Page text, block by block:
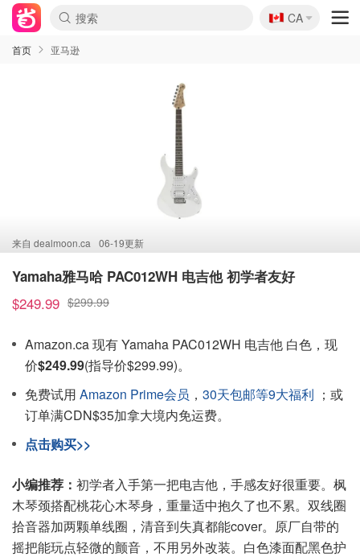
🇨🇦
CA
首页 亚马逊
来自 dealmoon.ca 06-19更新
Yamaha雅马哈 PAC012WH 电吉他 初学者友好
$249.99 $299.99
Amazon.ca 现有 Yamaha PAC012WH 电吉他 白色，现
价$249.99(指导价$299.99)。
免费试用 Amazon Prime会员 ， 30天包邮等9大福利 ；或
订单满CDN$35加拿大境内免运费。
点击购买>>
小编推荐： 初学者入手第一把电吉他，手感友好很重要。枫
木琴颈搭配桃花心木琴身，重量适中抱久了也不累。双线圈
拾音器加两颗单线圈，清音到失真都能cover。原厂自带的
摇把能玩点轻微的颤音，不用另外改装。白色漆面配黑色护